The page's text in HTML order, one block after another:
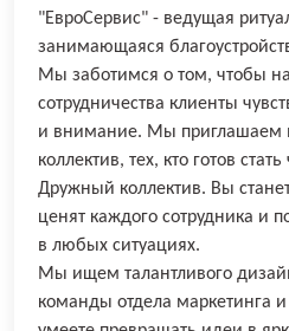
"ЕвроСервис" - ведущая
занимающаяся
Мы заботимся о том, чтобы на
сотрудничества клиенты
и внимание. Мы приглашаем
коллектив, тех, кто готов
Дружный коллектив. Вы
ценят каждого сотрудника и
в любых ситуациях.
Мы ищем талантливого
команды отдела маркетинга